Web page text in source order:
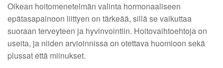
Oikean hoitomenetelmän valinta hormonaaliseen
epätasapainoon liittyen on tärkeää, sillä se vaikuttaa
suoraan terveyteen ja hyvinvointiin. Hoitovaihtoehtoja on
useita, ja niiden arvioinnissa on otettava huomioon sekä
plussat että miinukset.